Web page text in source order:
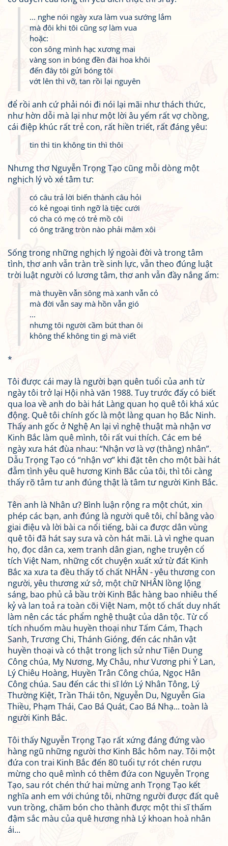
... nghe nói ngày xưa làm vua sướng lắm
mà đôi khi tôi cũng sợ làm vua
hoặc:
con sông mình hạc xương mai
vàng son in bóng đền đài hoa khôi
đến đây tôi gửi bóng tôi
vớt lên thì vỡ, tan rồi lại nguyên
để rồi anh cứ phải nói đi nói lại mãi như thách thức,
như hờn dỗi mà lại như một lời âu yếm rất vợ chồng,
cái điệp khúc rất trẻ con, rất hiền triết, rất đáng yêu:
tin thì tin không tin thì thôi
Nhưng thơ Nguyễn Trọng Tạo cũng mỗi dòng một
nghịch lý vò xé tâm tư:
có câu trả lời biến thành câu hỏi
có kẻ ngoại tình ngỡ là tiệc cưới
có cha có mẹ có trẻ mồ côi
có ông trăng tròn nào phải mâm xôi
Sống trong những nghịch lý ngoài đời và trong tâm
tình, thơ anh vẫn tràn trề sinh lực, vẫn theo đúng luật
trời luật người có lương tâm, thơ anh vẫn đầy nắng ấm:
mà thuyền vẫn sông mà xanh vẫn cỏ
mà đời vẫn say mà hồn vẫn gió
...
nhưng tôi người cầm bút than ôi
không thể không tin gì mà viết
*
Tôi được cái may là người bạn quên tuổi của anh từ
ngày tôi trở lại Hội nhà văn 1988. Tuy trước đấy có biết
qua loa về anh do bài hát Làng quan họ quê tôi khá xúc
động. Quê tôi chính gốc là một làng quan họ Bắc Ninh.
Thấy anh gốc ở Nghệ An lại vì nghệ thuật mà nhận vơ
Kinh Bắc làm quê mình, tôi rất vui thích. Các em bé
ngày xưa hát đùa nhau: “Nhận vơ là vợ (thằng) nhân”.
Dẫu Trọng Tạo có “nhận vơ” khi đặt tên cho một bài hát
đẫm tình yêu quê hương Kinh Bắc của tôi, thì tôi càng
thấy rõ tâm tư anh đúng thật là tâm tư người Kinh Bắc.
Tên anh là Nhân ư? Bình luận rộng ra một chút, xin
phép các bạn, anh đúng là người quê tôi, chỉ bằng vào
giai điệu và lời bài ca nổi tiếng, bài ca được dân vùng
quê tôi đã hát say sưa và còn hát mãi. Là vì nghe quan
họ, đọc dân ca, xem tranh dân gian, nghe truyện cổ
tích Việt Nam, những cốt chuyện xuất xứ từ đất Kinh
Bắc xa xưa ta đều thấy tố chất NHÂN - yêu thương con
người, yêu thương xứ sở, một chữ NHÂN lồng lộng
sáng, bao phủ cả bầu trời Kinh Bắc hàng bao nhiêu thế
kỷ và lan toả ra toàn cõi Việt Nam, một tố chất duy nhất
làm nên các tác phẩm nghệ thuật của dân tộc. Từ cổ
tích nhuốm màu huyền thoại như Tấm Cám, Thạch
Sanh, Trương Chi, Thánh Gióng, đến các nhân vật
huyền thoại và có thật trong lịch sử như Tiên Dung
Công chúa, Mỵ Nương, Mỵ Châu, như Vương phi Ỷ Lan,
Lý Chiêu Hoàng, Huyền Trân Công chúa, Ngọc Hân
Công chúa. Sau đến các thi sĩ lớn Lý Nhân Tông, Lý
Thường Kiệt, Trần Thái tôn, Nguyễn Du, Nguyễn Gia
Thiều, Phạm Thái, Cao Bá Quát, Cao Bá Nhạ... toàn là
người Kinh Bắc.
Tôi thấy Nguyễn Trọng Tạo rất xứng đáng đứng vào
hàng ngũ những người thơ Kinh Bắc hôm nay. Tôi một
đứa con trai Kinh Bắc đến 80 tuổi tự rót chén rượu
mừng cho quê mình có thêm đứa con Nguyễn Trọng
Tạo, sau rót chén thứ hai mừng anh Trọng Tạo kết
nghĩa anh em với chúng tôi, những người được đất quê
vun trồng, chăm bón cho thành được một thi sĩ thấm
đậm sắc màu của quê hương nhà Lý khoan hoà nhân
ái...